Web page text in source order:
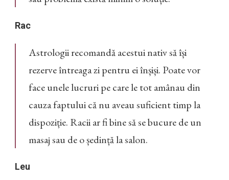
Rac
Astrologii recomandă acestui nativ să își
rezerve întreaga zi pentru ei înșiși. Poate vor
face unele lucruri pe care le tot amânau din
cauza faptului că nu aveau suficient timp la
dispoziție. Racii ar fi bine să se bucure de un
masaj sau de o ședință la salon.
Leu